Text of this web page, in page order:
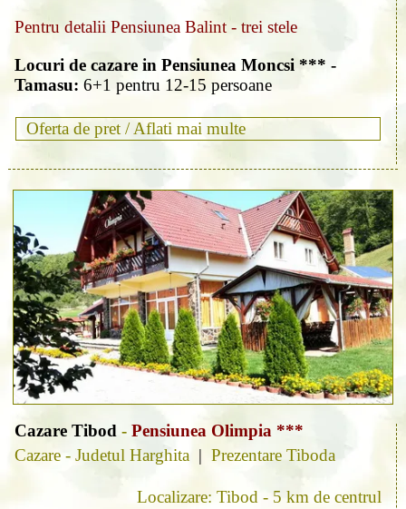
Pentru detalii Pensiunea Balint - trei stele
Locuri de cazare in Pensiunea Moncsi *** -
Tamasu: 6+1 pentru 12-15 persoane
Oferta de pret /Aflati mai multe
Cazare Tibod - Pensiunea Olimpia ***
Cazare - Judetul Harghita | Prezentare Tiboda
Localizare: Tibod - 5 km de centrul